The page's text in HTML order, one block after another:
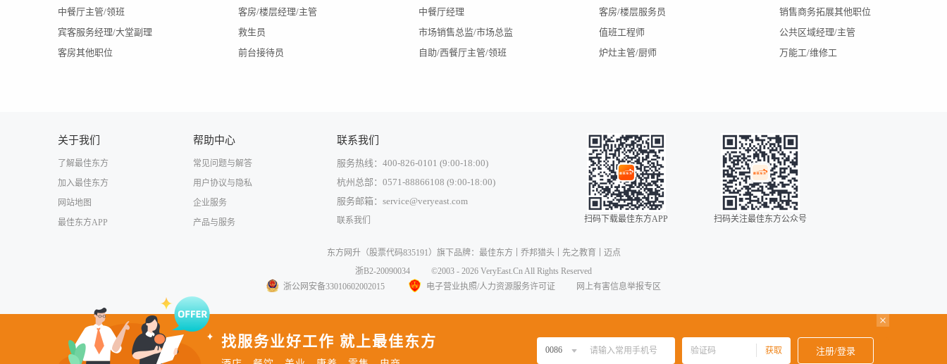
中餐厅主管/领班
客房/楼层经理/主管 中餐厅经理 客房/楼层服务员
销售商务拓展其他职位
宾客服务经理/大堂副理
救生员 市场销售总监/市场总监 值班工程师
公共区域经理/主管
客房其他职位
前台接待员 自助/西餐厅主管/领班 炉灶主管/厨师 万能工/维修工
关于我们
了解最佳东方
加入最佳东方
网站地图
最佳东方APP
帮助中心
常见问题与解答
用户协议与隐私
企业服务
产品与服务
联系我们
服务热线：400-826-0101 (9:00-18:00)
杭州总部：0571-88866108 (9:00-18:00)
服务邮箱：service@veryeast.com
联系我们 扫码下载最佳东方APP 扫码关注最佳东方公众号
东方网升（股票代码835191）旗下品牌： 最佳东方 乔邦猎头 先之教育
迈点
浙B2-20090034
©2003 - 2026 VeryEast.Cn All Rights Reserved
浙公网安备33010602002015
电子营业执照/人力资源服务许可证 网上有害信息举报专区
找服务业好工作 就上最佳东方 0086 获取 注册/登录
中国香港
中国澳门 00853
0034